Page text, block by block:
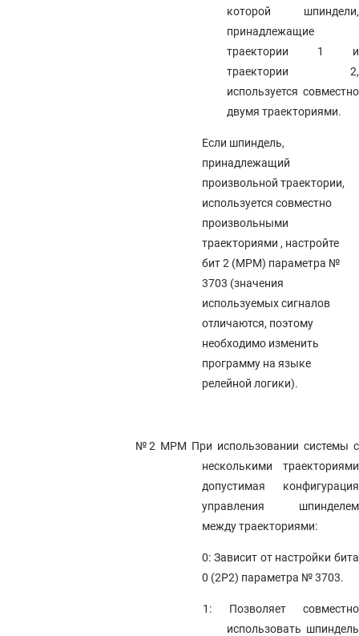
которой шпиндели,
принадлежащие
траектории 1 и
траектории 2,
используется совместно
двумя траекториями.
Если шпиндель,
принадлежащий
произвольной траектории,
используется совместно
произвольными
траекториями , настройте
бит 2 (MPM) параметра №
3703 (значения
используемых сигналов
отличаются, поэтому
необходимо изменить
программу на языке
релейной логики).
№2 MPM При использовании системы с
несколькими траекториями
допустимая конфигурация
управления шпинделем
между траекториями:
0: Зависит от настройки бита
0 (2P2) параметра № 3703.
1: Позволяет совместно
использовать шпиндель